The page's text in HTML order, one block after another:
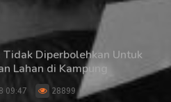
Tidak Diperbolehkan Untuk
Lahan di Kampung
09:47 28899